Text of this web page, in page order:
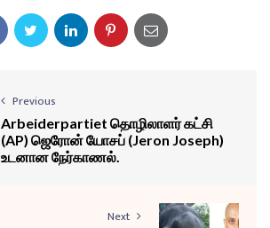
Previous
Arbeiderpartiet தொழிலாளர் கட்சி
(AP) ஜெரோன் யோசப் (Jeron Joseph)
உடனான நேர்காணல்.
Next